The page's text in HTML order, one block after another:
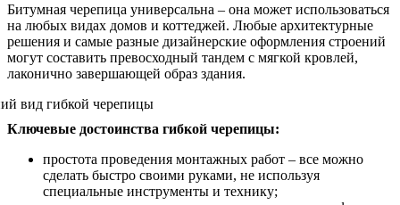
Битумная черепица универсальна – она может использоваться
на любых видах домов и коттеджей. Любые архитектурные
решения и самые разные дизайнерские оформления строений
могут составить превосходный тандем с мягкой кровлей,
лаконично завершающей образ здания.
Ключевые достоинства гибкой черепицы:
простота проведения монтажных работ – все можно
сделать быстро своими руками, не используя
специальные инструменты и технику;